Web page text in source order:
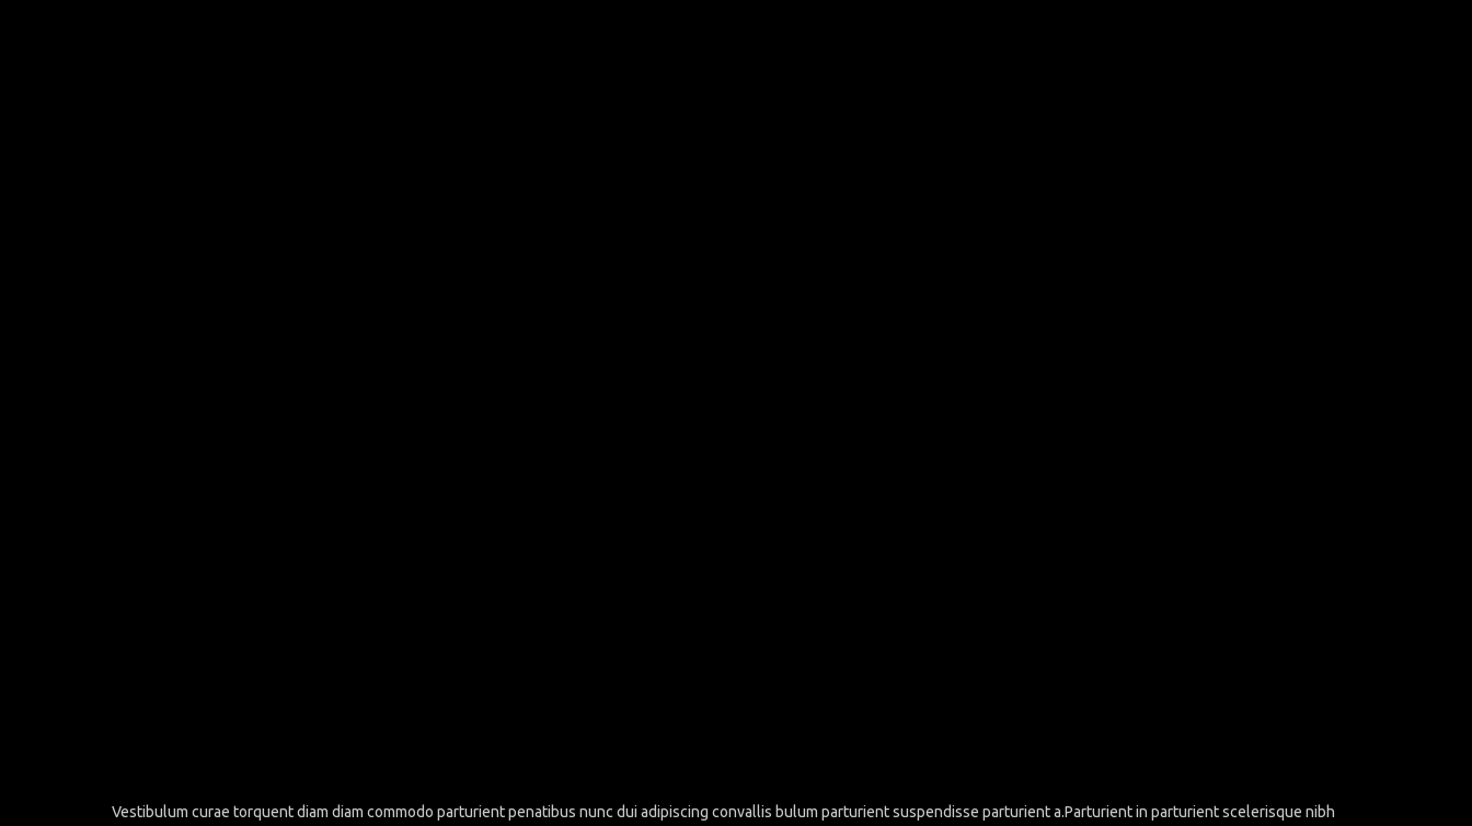
Vestibulum curae torquent diam diam commodo parturient penatibus nunc dui adipiscing convallis bulum parturient suspendisse parturient a.Parturient in parturient scelerisque nibh